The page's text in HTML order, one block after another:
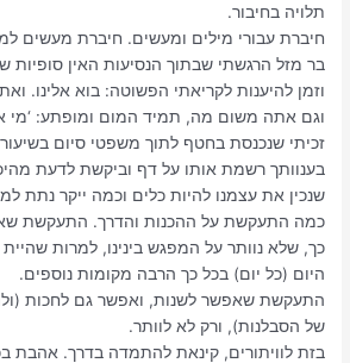
תלויה בחיבור.
חיברת עבורי מילים ומעשים. חיברת מעשים
בר מזל הרגשתי שבתוך הנסיעות האין
וזמן להיענות לקריאתי הפשוטה: בוא אלינו.
וגם אתה משום מה, תמיד המום ומופתע: ‘מי
זכיתי שנכנסת בחטף לתוך משפטי סיום
בענוותך רשמת אותו על דף וביקשת לדעת
שנכין את עצמנו להיות כלים וכמה ייקר נתת
כמה התעקשת על ההכנות והדרך. התעקשת
כך, שלא נוותר על המפגש בינינו, למרות שהיית
היום (כל יום) בכל כך הרבה מקומות נוספים.
התעקשת שאפשר לשנות, ואפשר גם לחכות
של הסבלנות), ורק לא לוותר.
בזת לוויתורים, קינאת להתמדה בדרך. אהבת